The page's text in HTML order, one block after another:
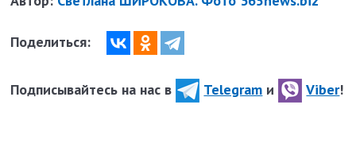
Поделиться:
Подписывайтесь на нас в Telegram и Viber!